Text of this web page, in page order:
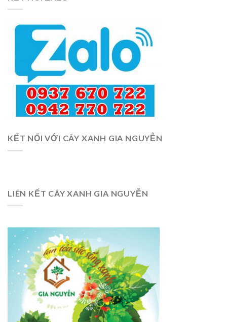
KẾT NỐI VỚI CÂY XANH GIA NGUYỄN
LIÊN KẾT CÂY XANH GIA NGUYỄN